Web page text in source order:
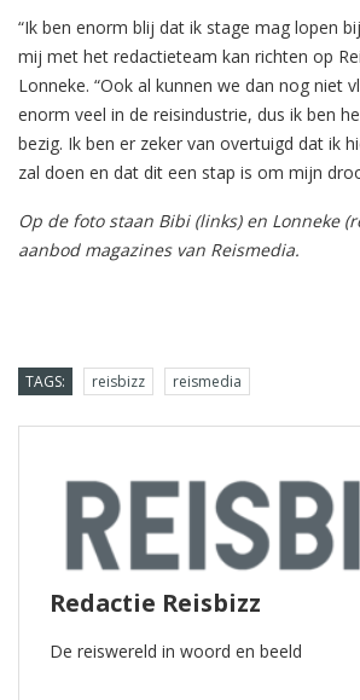
“Ik ben enorm blij dat ik stage mag lopen
mij met het redactieteam kan richten op
Lonneke. “Ook al kunnen we dan nog niet
enorm veel in de reisindustrie, dus ik ben
bezig. Ik ben er zeker van overtuigd dat ik
zal doen en dat dit een stap is om mijn
Op de foto staan Bibi (links) en Lonneke
aanbod magazines van Reismedia.
TAGS: reisbizz reismedia
Redactie Reisbizz
De reiswereld in woord en beeld